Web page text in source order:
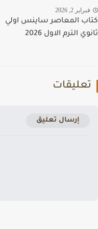
2, 2026
المعاصر ساينس اولي
الترم الاول 2026
إرسال تعليق